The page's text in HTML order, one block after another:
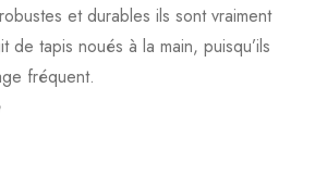
et durables ils sont vraiment
de tapis noués à la main, puisqu’ils
fréquent.